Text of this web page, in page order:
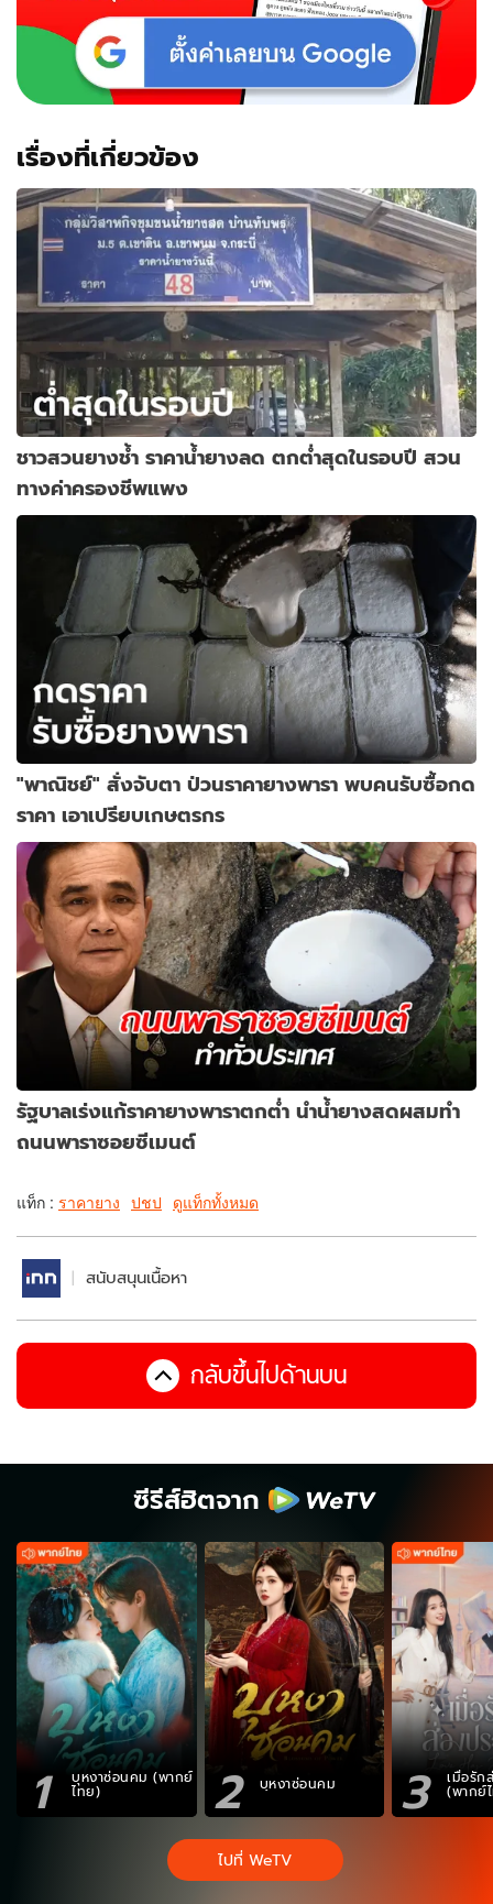
เรื่องที่เกี่ยวข้อง
ชาวสวนยางช้ำ ราคาน้ำยางลด ตกต่ำสุดในรอบปี สวน
ทางค่าครองชีพแพง
"พาณิชย์" สั่งจับตา ป่วนราคายางพารา พบคนรับซื้อกด
ราคา เอาเปรียบเกษตรกร
รัฐบาลเร่งแก้ราคายางพาราตกต่ำ นำน้ำยางสดผสมทำ
ถนนพาราซอยซีเมนต์
แท็ก : ราคายาง ปชป ดูแท็กทั้งหมด
สนับสนุนเนื้อหา
กลับขึ้นไปด้านบน
ซีรีส์ฮิตจาก
1 บุหงาซ่อนคม (พากย์
ไทย) 2 บุหงาซ่อนคม 3 เมื่อรัก
(พากย์
ไปที่ WeTV